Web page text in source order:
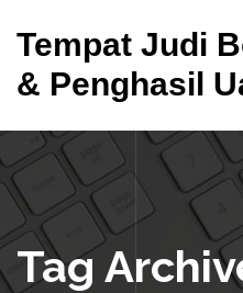
c
e
Tempat Judi
& Penghasil
Tag